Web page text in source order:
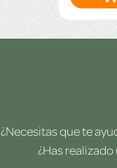
¿Necesitas que te
¿Has